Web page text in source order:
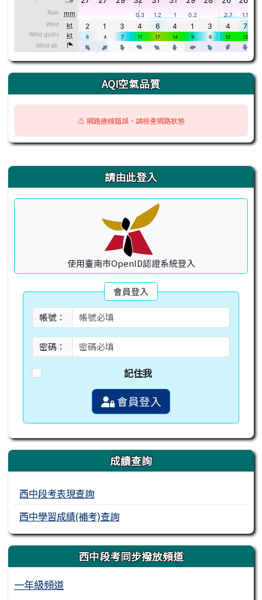
AQI空氣品質
⚠️ 網路連線錯誤，請檢查網路狀態
右邊區域內容 請由此登入
使用臺南市OpenID認證系統登入
會員登入
帳號：
密碼：
記住我
會員登入
成績查詢
西中段考表現查詢
西中學習成績(補考)查詢
西中段考同步撥放頻道
一年級頻道